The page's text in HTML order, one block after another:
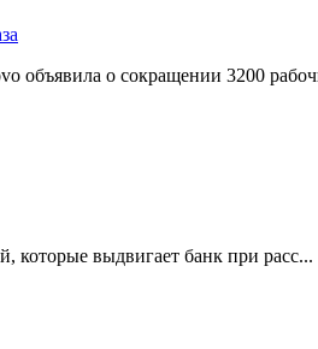
объявила о сокращении 3200
которые выдвигает банк при расс...